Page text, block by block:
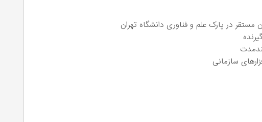
در پارک علم و فناوری دانشگاه تهران
سازمانی